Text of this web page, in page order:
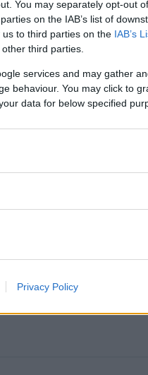
You may separately opt-out
on the IAB’s list of
to third parties on the IAB’s
third parties.
services and may gather
behaviour. You may click to
data for below specified
Privacy Policy
pupazzo. Audio
questo prodotto e devo
sicuro (anche gli